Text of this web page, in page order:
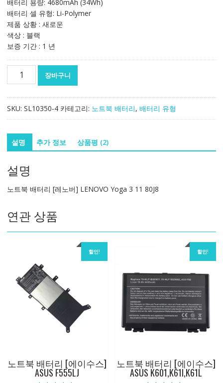
배터리 용량: 4680mAh (34Wh)
배터리 셀 유형: Li-Polymer
제품 상황 : 새로운
색상 : 블랙
보증 기간 : 1 년
터
[레
노
LENOVO
3
80J8
수
량
장바구니
SKU: SL10350-4 카테고리: 노트북 배터리, 배터리 유형
설명 추가 정보 상품평 (2)
설명
노트북 배터리 [레노버] LENOVO Yoga 3 11 80J8
연관 상품
할인!
노트북 배터리 [에이수스]
ASUS F555LJ
할인!
노트북 배터리 [에이수스]
ASUS K601,K61I,K61L